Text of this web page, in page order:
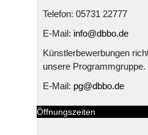
Telefon: 05731 22777
E-Mail: info@dbbo.de
Künstlerbewerbungen
unsere Programmgruppe.
E-Mail: pg@dbbo.de
Öffnungszeiten